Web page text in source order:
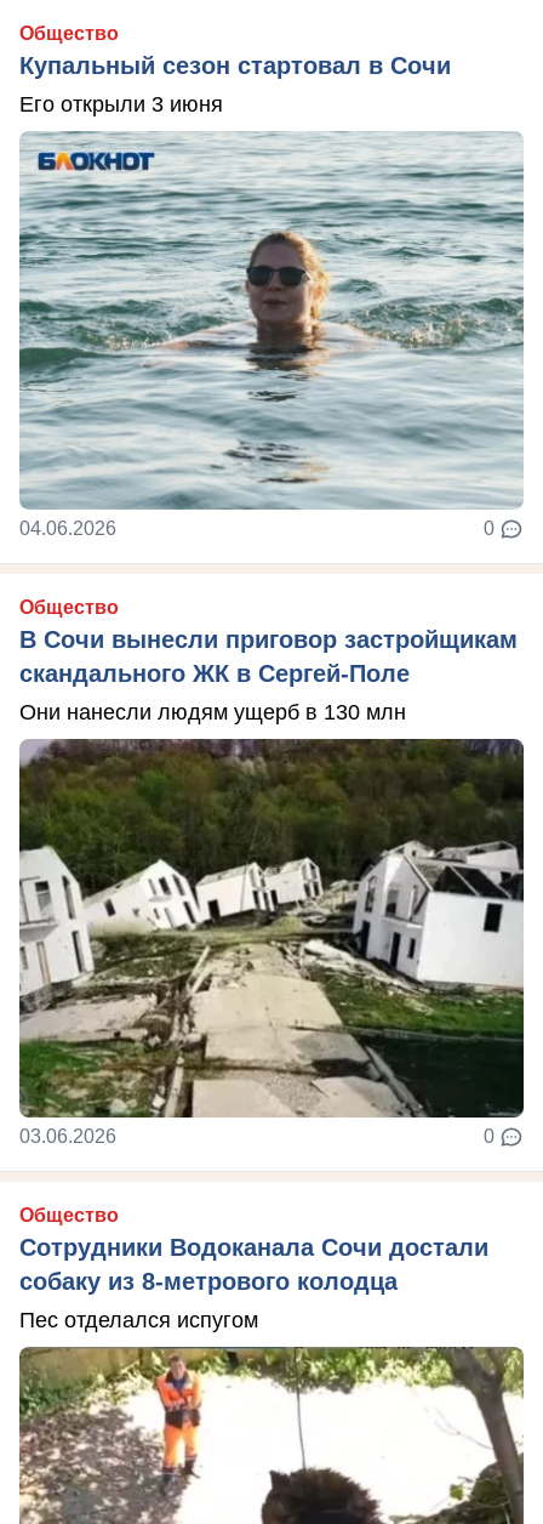
Общество
Купальный сезон стартовал в Сочи
Его открыли 3 июня
04.06.2026 0
Общество
В Сочи вынесли приговор застройщикам
скандального ЖК в Сергей-Поле
Они нанесли людям ущерб в 130 млн
03.06.2026 0
Общество
Сотрудники Водоканала Сочи достали
собаку из 8-метрового колодца
Пес отделался испугом